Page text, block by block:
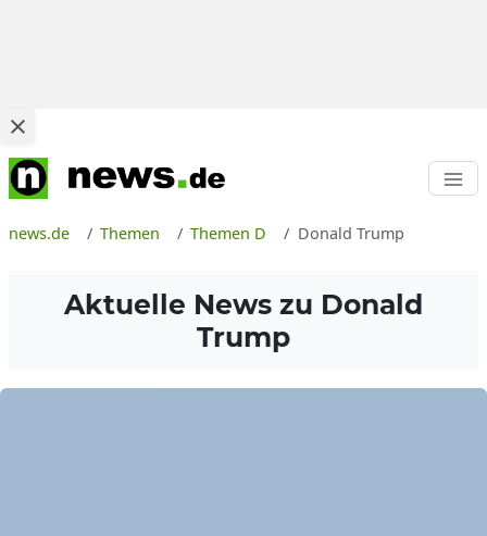
news.de Themen Themen D Donald Trump
Aktuelle News zu Donald
Trump